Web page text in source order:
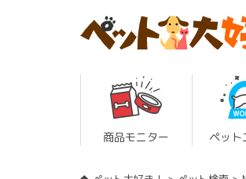
商品モニター ペット